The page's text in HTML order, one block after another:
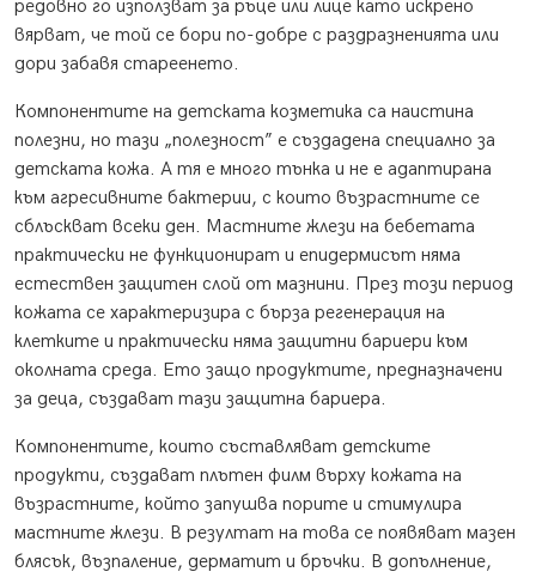
редовно го използват за ръце или лице като искрено
вярват, че той се бори по-добре с раздразненията или
дори забавя стареенето.
Компонентите на детската козметика са наистина
полезни, но тази „полезност” е създадена специално за
детската кожа. А тя е много тънка и не е адаптирана
към агресивните бактерии, с които възрастните се
сблъскват всеки ден. Мастните жлези на бебетата
практически не функционират и епидермисът няма
естествен защитен слой от мазнини. През този период
кожата се характеризира с бърза регенерация на
клетките и практически няма защитни бариери към
околната среда. Ето защо продуктите, предназначени
за деца, създават тази защитна бариера.
Компонентите, които съставляват детските
продукти, създават плътен филм върху кожата на
възрастните, който запушва порите и стимулира
мастните жлези. В резултат на това се появяват мазен
блясък, възпаление, дерматит и бръчки. В допълнение,